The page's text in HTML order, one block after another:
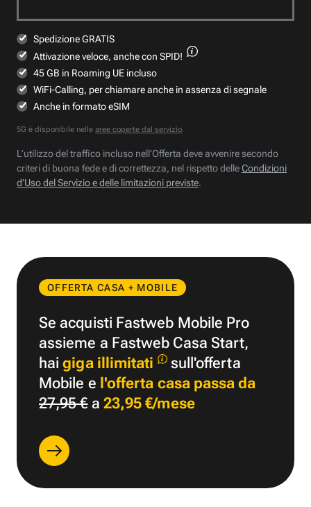
Spedizione GRATIS
Attivazione veloce, anche con SPID!
45 GB in Roaming UE incluso
WiFi-Calling, per chiamare anche in assenza di segnale
Anche in formato eSIM
5G è disponibile nelle aree coperte dal servizio.
L’utilizzo del traffico incluso nell’Offerta deve avvenire secondo
criteri di buona fede e di correttezza, nel rispetto delleCondizioni
d’Uso del Servizio e delle limitazioni previste.
OFFERTA CASA + MOBILE
Se acquisti Fastweb Mobile Pro
assieme a Fastweb Casa Start,
haigiga illimitati
sull'offerta
Mobile e l'offerta casa passa da
27,95 €a 23,95 €/mese